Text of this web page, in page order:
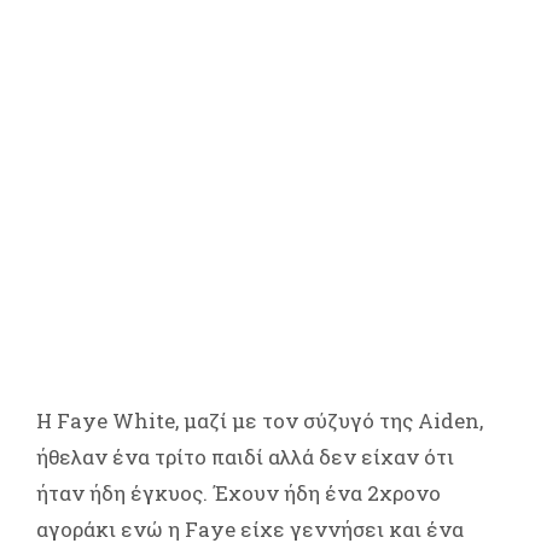
Η Faye White, μαζί με τον σύζυγό της Aiden,
ήθελαν ένα τρίτο παιδί αλλά δεν είχαν ότι
ήταν ήδη έγκυος. Έχουν ήδη ένα 2χρονο
αγοράκι ενώ η Faye είχε γεννήσει και ένα